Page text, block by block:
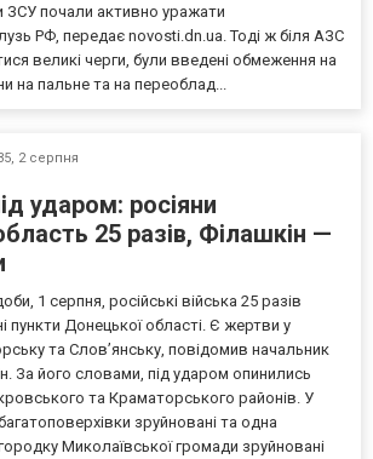
ЗСУ почали активно уражати
РФ, передає novosti.dn.ua. Тоді ж біля АЗС
великі черги, були введені обмеження на
на пальне та на переоблад...
2 серпня
ударом: росіяни
25 разів, Філашкін —
1 серпня, російські війська 25 разів
пункти Донецької області. Є жертви у
та Слов’янську, повідомив начальник
За його словами, під ударом опинились
та Краматорського районів. У
зруйновані та одна
Миколаївської громади зруйновані